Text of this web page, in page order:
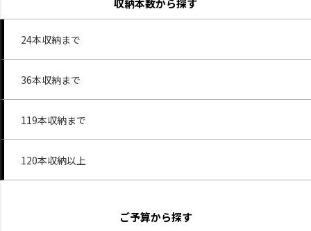
収納本数から探す
24本収納まで
36本収納まで
119本収納まで
120本収納以上
ご予算から探す